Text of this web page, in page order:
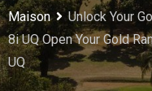
Maison
Unlock Your
8i UQ Open Your Gold
UQ